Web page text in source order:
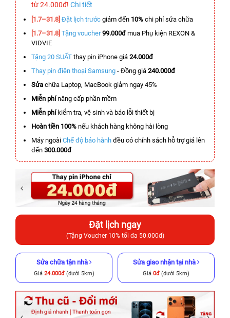
từ 24.000đ! Chi tiết
[1.7–31.8] Đặt lịch trước giảm đến 10% chi phí sửa chữa
[1.7–31.8] Tặng voucher 99.000đmua Phụ kiện REXON &
VIDVIE
Tặng 20 SUẤT thay pin iPhone giá 24.000đ
Thay pin điện thoại Samsung - Đồng giá 240.000đ
Sửa chữa Laptop, MacBook giảm ngay 45%
Miễn phínâng cấp phần mềm
Miễn phíkiểm tra, vệ sinh và báo lỗi thiết bị
Hoàn tiền 100% nếu khách hàng không hài lòng
Máy ngoài Chế độ bảo hành đều có chính sách hỗ trợ giá lên
đến 300.000đ
Đặt lịch ngay
(Tặng Voucher 10% tối đa 50.000đ)
Sửa chữa tận nhà
Giá 24.000đ(dưới 5km)
Sửa giao nhận tại nhà
Giá 0đ (dưới 5km)